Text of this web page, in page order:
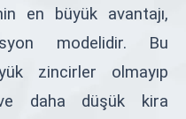
en büyük avantajı,
modelidir. Bu
zincirler olmayıp
ve daha düşük kira